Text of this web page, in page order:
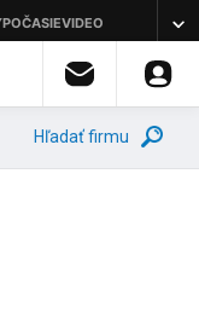
Hľadať firmu